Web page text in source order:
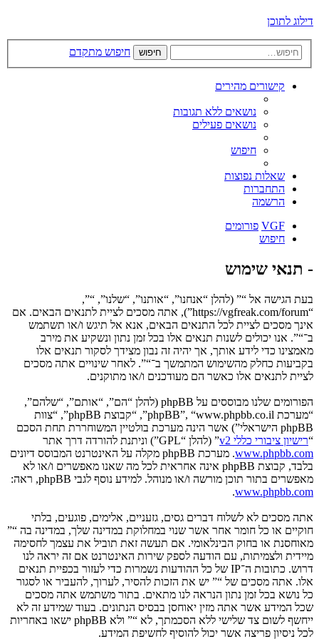
דילוג לתוכן
חיפוש חיפוש מתקדם
קישורים מהירים
נושאים ללא תגובות
נושאים פעילים
חיפוש
שאלות נפוצות
התחברות
הרשמה
VGF פורומים
חיפוש
- תנאי שימוש
בעת הגישה אל “” (להלן “אנחנו”, “אותנו”, “שלנו”, “”,
“https://vgfreak.com/forum”), אתה מסכים לציית לתנאים הבאים. אם
אינך מסכים לציית לכל התנאים הבאים, אנא אל תיגש ו/או תשתמש
ב־“”. אנו יכולים לשנות תנאים אלו בכל זמן נתון ונשקיע את מירב
מאמצינו כדי לידע אותך, אך יהיה זה נבון מצידך לסקור תנאים אלו
בקביעות כחלק מהשימוש המתמשך ב־“”. לאחר שינויים אתה מסכים
לציית לתנאים אלו כאשר הם מעודכנים ו/או מתוקנים.
הפורומים שלנו מבוססים על phpBB (להלן “הם”, “אותם”, “שלהם”,
“מערכת phpBB”, “www.phpbb.co.il”, “קבוצת phpBB”, “צוות
phpBB הישראלי”) אשר הינה מערכת בולטיין המשוחררת תחת הסכם
“רישיון ציבורי כללי v2
” (להלן “GPL”) וניתנת להורדה דרך אתר
www.phpbb.com
. מערכת phpBB מקלה על האינטרנט המבוסס דיונים
בלבד, קבוצת phpBB אינה אחראית לכל מה שאנו מאפשרים ו/או לא
מאפשרים בתור תוכן מורשה ו/או מנוהל. למידע נוסף לגבי phpBB, ראה:
www.phpbb.com
.
אתה מסכים לא לשלוח דברים גסים, גזעניים, אלימים, פוגעים, בלתי
חוקיים או כל חומר אחר אשר שנוי במחלוקת במדינה שלך, במדינה בה “”
מאוחסנת או בחוק הבינלאומי. אם תעשה זאת תוביל את עצמך לחסימה
מיידית ולצמיתות, עם הודעה לספק שירות האינטרנט אם זה יראה לנו
דרוש. כתובות ה־IP של כל ההודעות נשמרות כדי לעזור בכפיית תנאים
אלו. אתה מסכים של “” יש את הזכות להסיר, לערוך, להעביר או לסגור
כל נושא בכל זמן נתון הנראה לנו מתאים. בתור משתמש אתה מסכים
שכל המידע אשר אתה מזין יאוחסן בבסיס הנתונים. בעוד שמידע זה לא
ייחשף לשום צד שלישי ללא הסכמתך, לא “” ולא phpBB ישאו באחריות
לכל ניסיון פריצה אשר יכול להוסיף לחשיפת המידע.